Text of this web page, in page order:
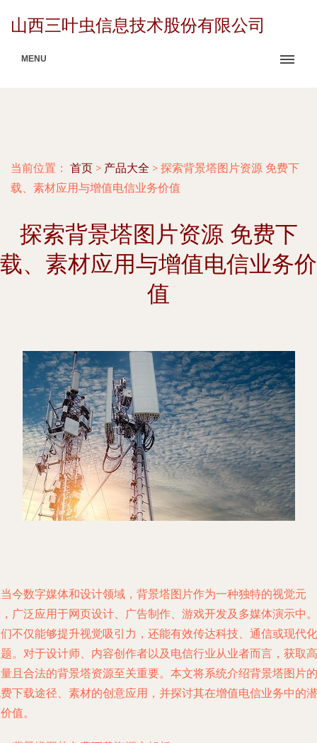
山西三叶虫信息技术股份有限公司
MENU
当前位置： 首页 > 产品大全 > 探索背景塔图片资源 免费下
载、素材应用与增值电信业务价值
探索背景塔图片资源 免费下
载、素材应用与增值电信业务价
值
今数字媒体和设计领域，背景塔图片作为一种独特的视觉元
广泛应用于网页设计、广告制作、游戏开发及多媒体演示中。
不仅能够提升视觉吸引力，还能有效传达科技、通信或现代化
。对于设计师、内容创作者以及电信行业从业者而言，获取高
且合法的背景塔资源至关重要。本文将系统介绍背景塔图片的
下载途径、素材的创意应用，并探讨其在增值电信业务中的潜
值。